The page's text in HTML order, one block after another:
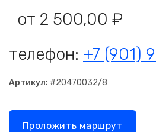
от 2 500,00 ₽
телефон: +7 (901)
Артикул: #20470032/8
Проложить маршрут